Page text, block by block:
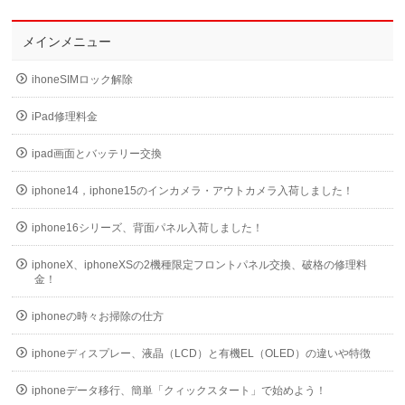
メインメニュー
ihoneSIMロック解除
iPad修理料金
ipad画面とバッテリー交換
iphone14，iphone15のインカメラ・アウトカメラ入荷しました！
iphone16シリーズ、背面パネル入荷しました！
iphoneX、iphoneXSの2機種限定フロントパネル交換、破格の修理料
金！
iphoneの時々お掃除の仕方
iphoneディスプレー、液晶（LCD）と有機EL（OLED）の違いや特徴
iphoneデータ移行、簡単「クィックスタート」で始めよう！